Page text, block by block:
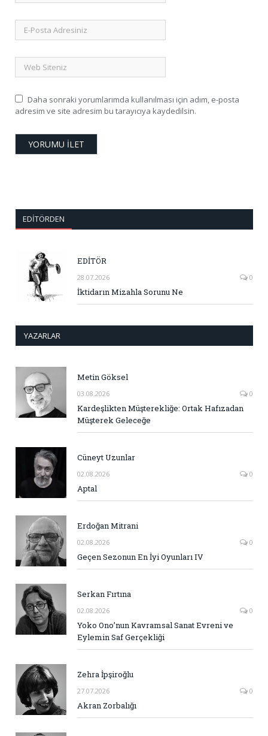
Daha sonraki yorumlarımda kullanılması için adım, e-posta
adresim ve site adresim bu tarayıcıya kaydedilsin.
EDITÖRDEN
EDİTÖR
28.07.2026 0
İktidarın Mizahla Sorunu Ne
YAZARLAR
Metin Göksel
03.08.2026 0
Kardeşlikten Müşterekliğe: Ortak Hafızadan
Müşterek Geleceğe
Cüneyt Uzunlar
02.08.2026 0
Aptal
Erdoğan Mitrani
02.08.2026 0
Geçen Sezonun En İyi Oyunları IV
Serkan Fırtına
02.08.2026 0
Yoko Ono’nun Kavramsal Sanat Evreni ve
Eylemin Saf Gerçekliği
Zehra İpşiroğlu
27.07.2026 0
Akran Zorbalığı